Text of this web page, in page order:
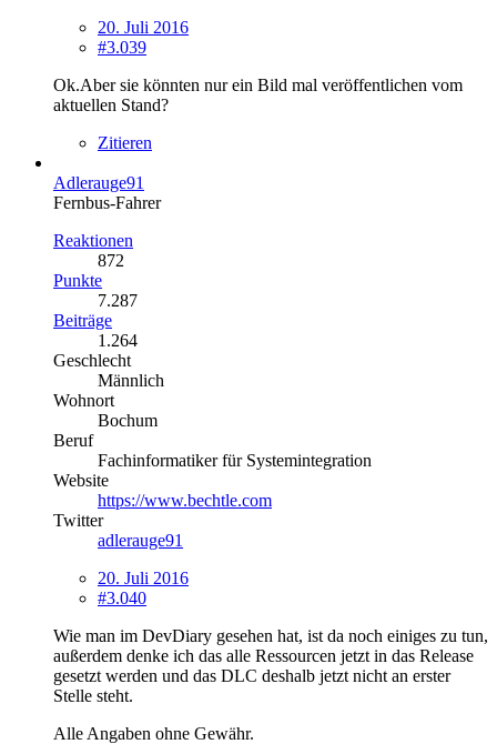
20. Juli 2016
#3.039
Ok.Aber sie könnten nur ein Bild mal veröffentlichen vom
aktuellen Stand?
Zitieren
Adlerauge91
Fernbus-Fahrer
Reaktionen
872
Punkte
7.287
Beiträge
1.264
Geschlecht
Männlich
Wohnort
Bochum
Beruf
Fachinformatiker für Systemintegration
Website
https://www.bechtle.com
Twitter
adlerauge91
20. Juli 2016
#3.040
Wie man im DevDiary gesehen hat, ist da noch einiges zu tun,
außerdem denke ich das alle Ressourcen jetzt in das Release
gesetzt werden und das DLC deshalb jetzt nicht an erster
Stelle steht.
Alle Angaben ohne Gewähr.